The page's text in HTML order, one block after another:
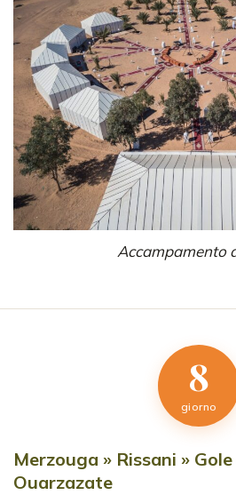
Accampamento
8
giorno
Merzouga » Rissani »
Ouarzazate